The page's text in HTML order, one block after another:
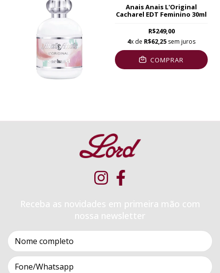
Anais Anais L'Original
Cacharel EDT Feminino 30ml
R$249,00
4x de R$62,25 sem juros
COMPRAR
Receba as novidades em primeira mão com
nossa newsletter